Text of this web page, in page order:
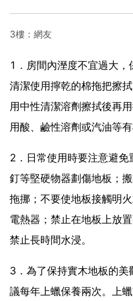
3樓：網友
1．房間內溼度不宜過大
清潔使用擰乾的棉拖把擦
用中性清潔溶劑擦拭後再
用酸、鹼性溶劑或汽油等有
2．日常使用時要注意避
釘等堅硬物器劃傷地板；
拖挪；不要使地板接觸明
電熱器；禁止在地板上放
禁止長時間水浸。
3．為了保持實木地板的
議每年上蠟保養兩次。上